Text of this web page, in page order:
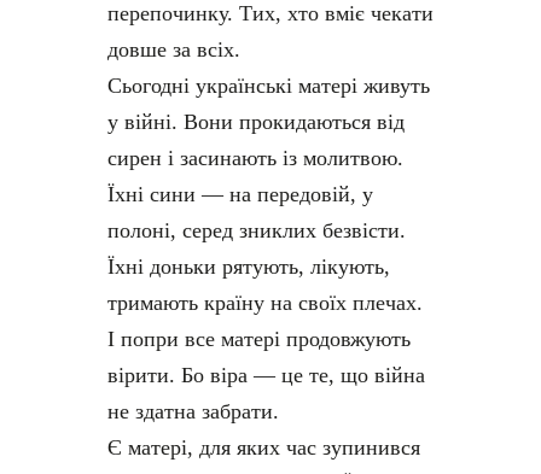
перепочинку. Тих, хто вміє чекати
довше за всіх.
Сьогодні українські матері живуть
у війні. Вони прокидаються від
сирен і засинають із молитвою.
Їхні сини — на передовій, у
полоні, серед зниклих безвісти.
Їхні доньки рятують, лікують,
тримають країну на своїх плечах.
І попри все матері продовжують
вірити. Бо віра — це те, що війна
не здатна забрати.
Є матері, для яких час зупинився